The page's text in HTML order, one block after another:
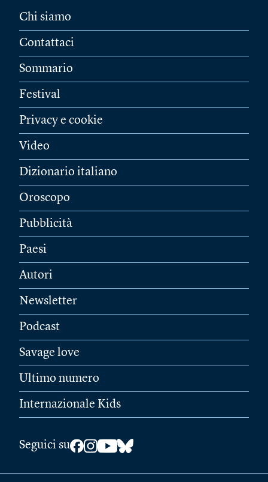
Chi siamo
Contattaci
Sommario
Festival
Privacy e cookie
Video
Dizionario italiano
Oroscopo
Pubblicità
Paesi
Autori
Newsletter
Podcast
Savage love
Ultimo numero
Internazionale Kids
Seguici su